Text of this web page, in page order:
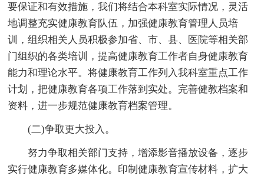
要保证和有效措施，我们将结合本科室实际情况，灵活
地调整充实健康教育队伍，加强健康教育管理人员培
训，组织相关人员积极参加省、市、县、医院等相关部
门组织的各类培训，提高健康教育工作者自身健康教育
能力和理论水平。将健康教育工作列入我科室重点工作
计划，把健康教育各项工作落到实处。完善健教档案和
资料，进一步规范健康教育档案管理。
(二)争取更大投入。
努力争取相关部门支持，增添影音播放设备，逐步
实行健康教育多媒体化。印制健康教育宣传材料，扩大